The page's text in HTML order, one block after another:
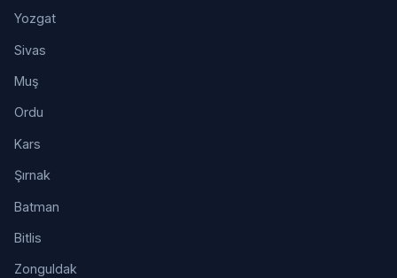
Yozgat
Sivas
Muş
Ordu
Kars
Şırnak
Batman
Bitlis
Zonguldak